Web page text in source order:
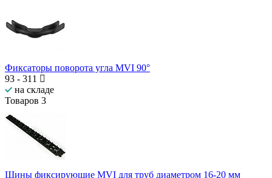
Фиксаторы поворота угла MVI 90°
93 - 311
на складе
Товаров 3
Шины фиксирующие MVI для труб диаметром 16-20 мм